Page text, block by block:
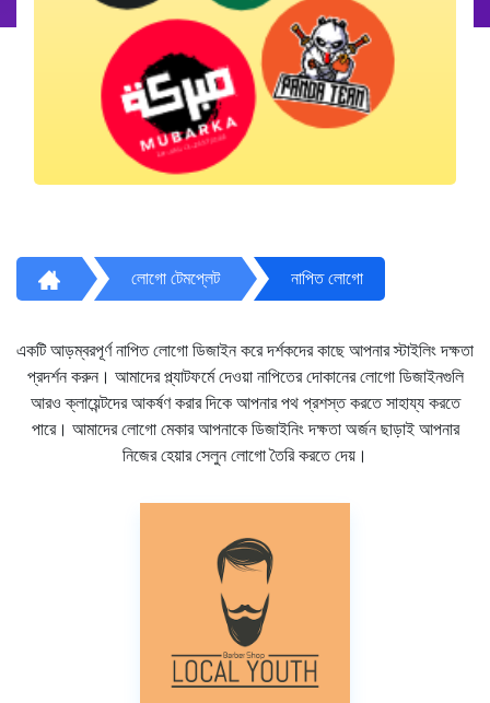
লোগো টেমপ্লেট নাপিত লোগো
একটি আড়ম্বরপূর্ণ নাপিত লোগো ডিজাইন করে দর্শকদের কাছে আপনার স্টাইলিং দক্ষতা
প্রদর্শন করুন। আমাদের প্ল্যাটফর্মে দেওয়া নাপিতের দোকানের লোগো ডিজাইনগুলি
আরও ক্লায়েন্টদের আকর্ষণ করার দিকে আপনার পথ প্রশস্ত করতে সাহায্য করতে
পারে। আমাদের লোগো মেকার আপনাকে ডিজাইনিং দক্ষতা অর্জন ছাড়াই আপনার
নিজের হেয়ার সেলুন লোগো তৈরি করতে দেয়।